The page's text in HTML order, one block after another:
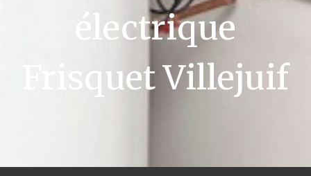
électrique
Frisquet Villejuif